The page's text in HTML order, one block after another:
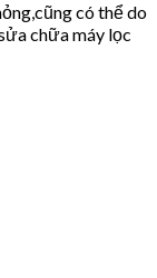
có thể do
chữa máy lọc